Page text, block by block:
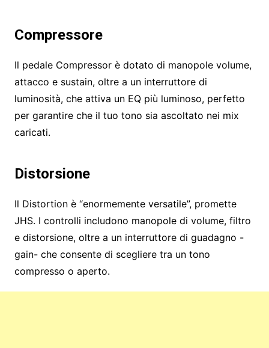
Compressore
Il pedale Compressor è dotato di manopole volume,
attacco e sustain, oltre a un interruttore di
luminosità, che attiva un EQ più luminoso, perfetto
per garantire che il tuo tono sia ascoltato nei mix
caricati.
Distorsione
Il Distortion è “enormemente versatile”, promette
JHS. I controlli includono manopole di volume, filtro
e distorsione, oltre a un interruttore di guadagno -
gain- che consente di scegliere tra un tono
compresso o aperto.